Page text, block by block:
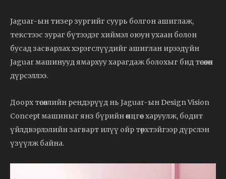
Jaguar-ын тизер зургийг суурь болгон ашиглаж,
текстээс зураг бүтээдэг хиймэл оюун ухаан болон
бусад засварлах хэрэгслүүдийг ашиглан ирээдүйн
Jaguar машинууд ямархуу харагдаж болохыг бид төсөөлөн
дүрсэллээ.
Доорх төсөөллийн рендэрүүд нь Jaguar-ын Design Vision
Concept машиныг янз бүрийн өнцгөөс харуулж, бодит
үйлдвэрлэлийн загварт илүү ойр төрхтэйгээр дүрслэн
үзүүлж байна.